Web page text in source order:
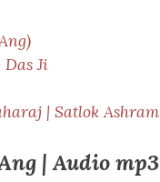
Ji
| Satlok Ashram
| Audio mp3